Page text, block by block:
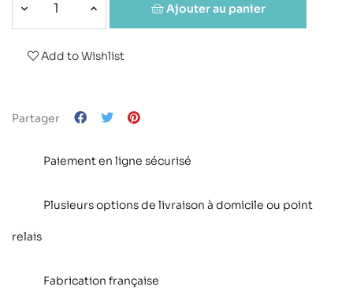
Ajouter au panier
Add to Wishlist
Partager
Paiement en ligne sécurisé
Plusieurs options de livraison à domicile ou point
relais
Fabrication française